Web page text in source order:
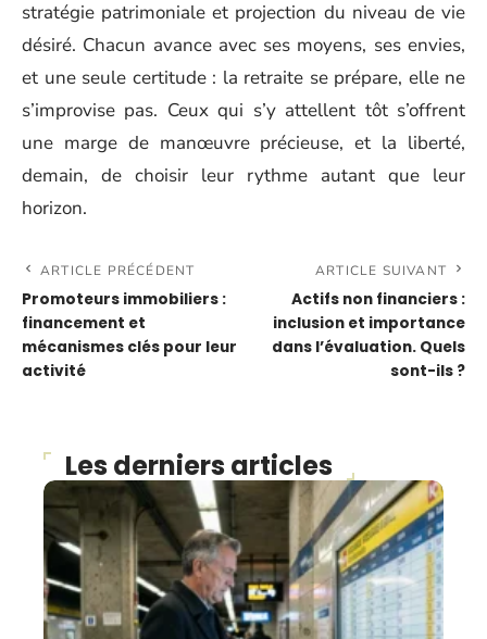
stratégie patrimoniale et projection du niveau de vie
désiré. Chacun avance avec ses moyens, ses envies,
et une seule certitude : la retraite se prépare, elle ne
s’improvise pas. Ceux qui s’y attellent tôt s’offrent
une marge de manœuvre précieuse, et la liberté,
demain, de choisir leur rythme autant que leur
horizon.
ARTICLE PRÉCÉDENT
Promoteurs immobiliers :
financement et
mécanismes clés pour leur
activité
ARTICLE SUIVANT
Actifs non financiers :
inclusion et importance
dans l’évaluation. Quels
sont-ils ?
Les derniers articles